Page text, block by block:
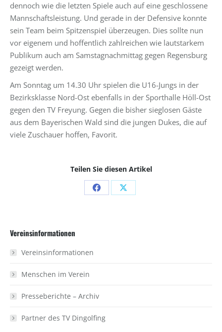
dennoch wie die letzten Spiele auch auf eine geschlossene
Mannschaftsleistung. Und gerade in der Defensive konnte
sein Team beim Spitzenspiel überzeugen. Dies sollte nun
vor eigenem und hoffentlich zahlreichen wie lautstarkem
Publikum auch am Samstagnachmittag gegen Regensburg
gezeigt werden.
Am Sonntag um 14.30 Uhr spielen die U16-Jungs in der
Bezirksklasse Nord-Ost ebenfalls in der Sporthalle Höll-Ost
gegen den TV Freyung. Gegen die bisher sieglosen Gäste
aus dem Bayerischen Wald sind die jungen Dukes, die auf
viele Zuschauer hoffen, Favorit.
Teilen Sie diesen Artikel
Share Share
Vereinsinformationen
Vereinsinformationen
Menschen im Verein
Presseberichte – Archiv
Partner des TV Dingolfing